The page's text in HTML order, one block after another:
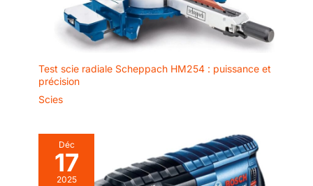
Test scie radiale Scheppach HM254 : puissance et
précision
Scies
Déc
17
2025